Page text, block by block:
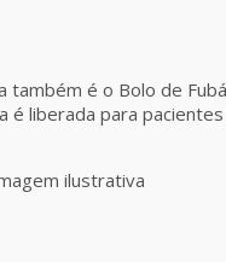
é o Bolo de
é liberada para
ilustrativa